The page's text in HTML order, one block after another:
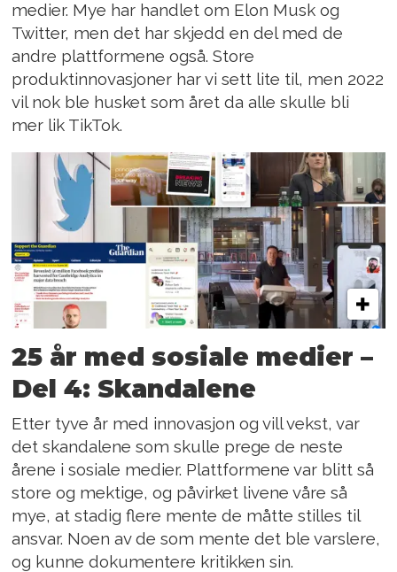
medier. Mye har handlet om Elon Musk og
Twitter, men det har skjedd en del med de
andre plattformene også. Store
produktinnovasjoner har vi sett lite til, men 2022
vil nok ble husket som året da alle skulle bli
mer lik TikTok.
25 år med sosiale medier –
Del 4: Skandalene
Etter tyve år med innovasjon og vill vekst, var
det skandalene som skulle prege de neste
årene i sosiale medier. Plattformene var blitt så
store og mektige, og påvirket livene våre så
mye, at stadig flere mente de måtte stilles til
ansvar. Noen av de som mente det ble varslere,
og kunne dokumentere kritikken sin.